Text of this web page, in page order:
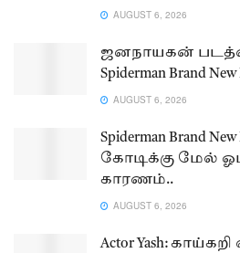
AUGUST 6, 2026
ஜனநாயகன்
Spiderman Brand
AUGUST 6, 2026
Spiderman Brand
கோடிக்கு மேல்
காரணம்..
AUGUST 6, 2026
Actor Yash: